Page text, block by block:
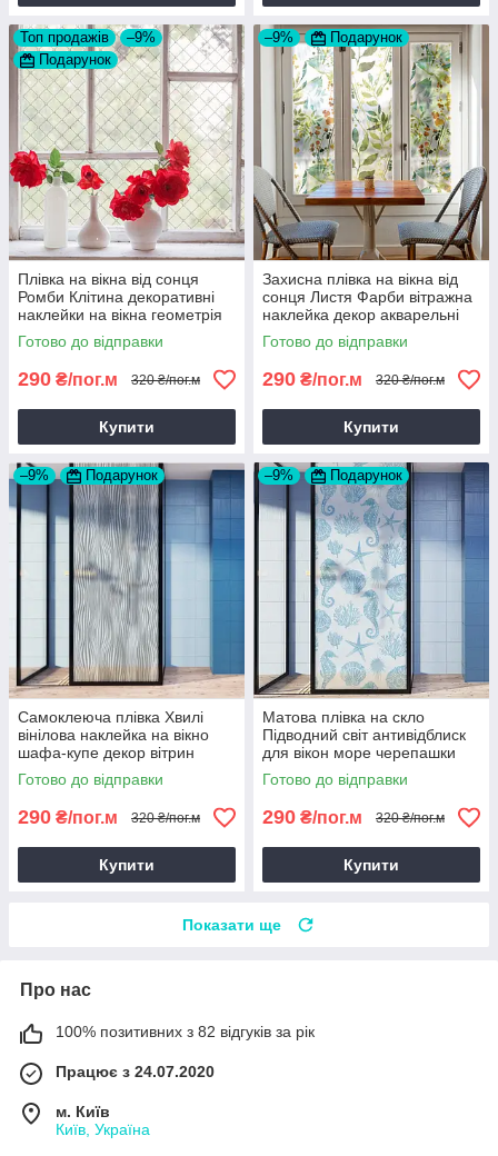
Топ продажів
–9%
Подарунок
Плівка на вікна від сонця
Ромби Клітина декоративні
наклейки на вікна геометрія
сонцезахисна ПВХ 1 пог.м
Готово до відправки
290 ₴/пог.м 320 ₴/пог.м
Купити
–9% Подарунок
Захисна плівка на вікна від
сонця Листя Фарби вітражна
наклейка декор акварельні
наклейки ПВХ 1 пог.м
Готово до відправки
290 ₴/пог.м 320 ₴/пог.м
Купити
–9% Подарунок
Самоклеюча плівка Хвилі
вінілова наклейка на вікно
шафа-купе декор вітрин
перегородок лінії 1 пог.м
Готово до відправки
290 ₴/пог.м 320 ₴/пог.м
Купити
–9% Подарунок
Матова плівка на скло
Підводний світ антивідблиск
для вікон море черепашки
морський коник 1 пог.м
Готово до відправки
290 ₴/пог.м 320 ₴/пог.м
Купити
Показати ще
Про нас
100% позитивних з 82 відгуків за рік
Працює з 24.07.2020
м. Київ
Київ, Україна